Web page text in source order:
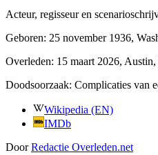
Acteur, regisseur en
Geboren: 25 november 1936,
Overleden: 15 maart 2026, Austin,
Doodsoorzaak: Complicaties van
Wikipedia (EN)
IMDb
Door Redactie Overleden.net